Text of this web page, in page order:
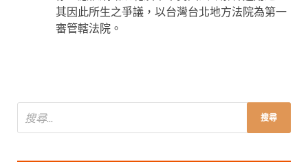
其因此所生之爭議，以台灣台北地方法院為第一
審管轄法院。